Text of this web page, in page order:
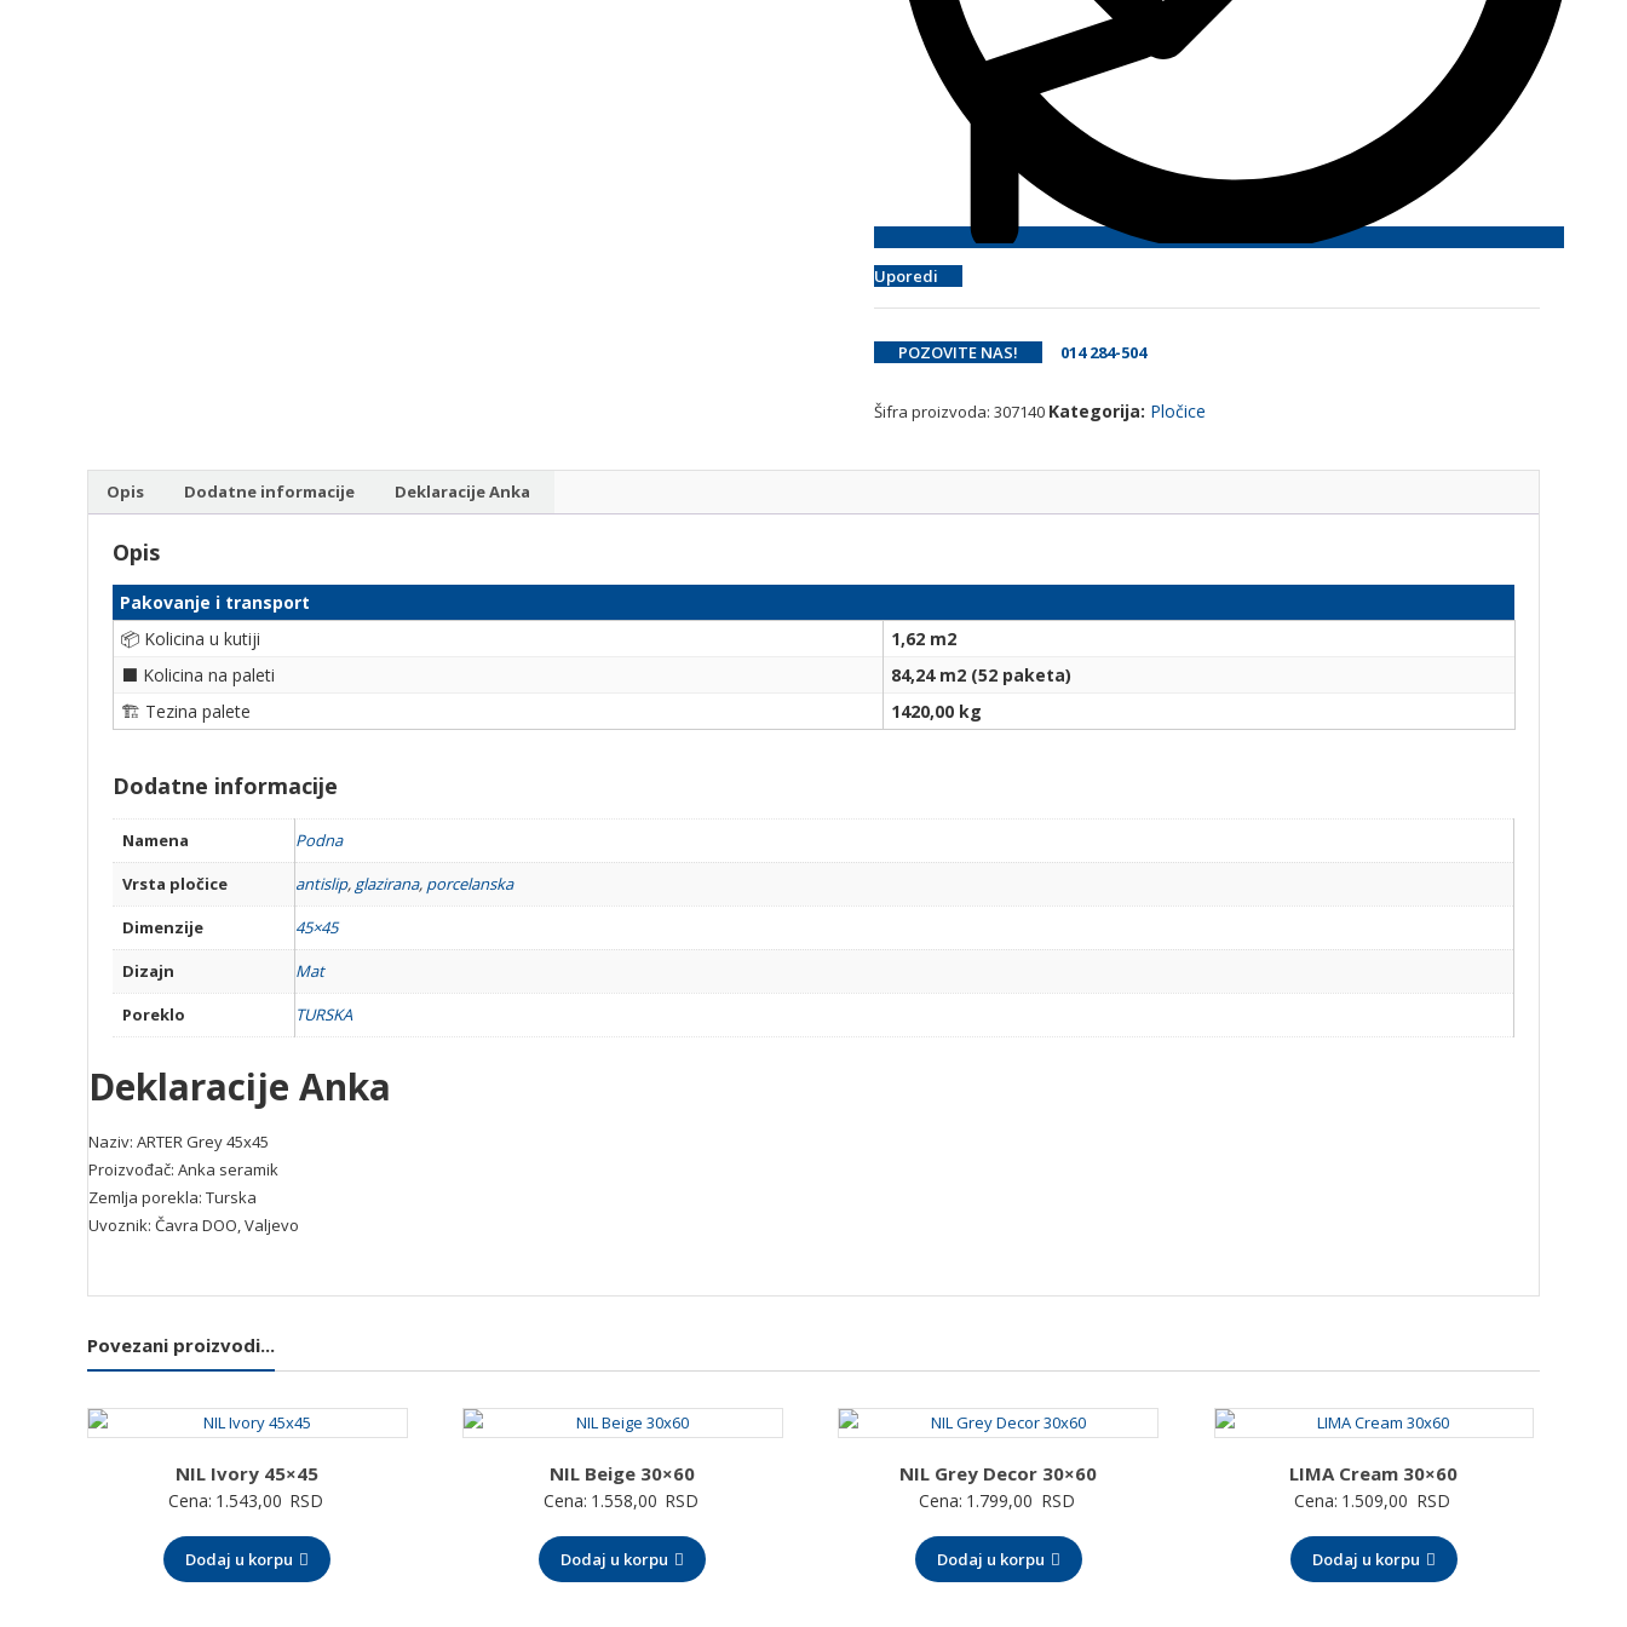
Uporedi
POZOVITE NAS! 014 284-504
Šifra proizvoda: 307140 Kategorija: Pločice
Opis Dodatne informacije Deklaracije Anka
Opis
Pakovanje i transport
📦 Kolicina u kutiji
1,62 m2
⬛ Kolicina na paleti
84,24 m2 (52 paketa)
🏗 Tezina palete
1420,00 kg
Dodatne informacije
Namena
Podna
Vrsta pločice
antislip, glazirana, porcelanska
Dimenzije
45×45
Dizajn
Mat
Poreklo
TURSKA
Deklaracije Anka
Naziv: ARTER Grey 45x45
Proizvođač: Anka seramik
Zemlja porekla: Turska
Uvoznik: Čavra DOO, Valjevo
Povezani proizvodi...
NIL Ivory 45×45
Cena: 1.543,00 RSD
Dodaj u korpu
NIL Beige 30×60
Cena: 1.558,00 RSD
Dodaj u korpu
NIL Grey Decor 30×60
Cena: 1.799,00 RSD
Dodaj u korpu
LIMA Cream 30×60
Cena: 1.509,00 RSD
Dodaj u korpu